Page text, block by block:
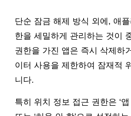
단순 잠금 해제 방식 외에, 애
한을 세밀하게 관리하는 것이
권한을 가진 앱은 즉시 삭제하
이터 사용을 제한하여 잠재적
니다.
특히 위치 정보 접근 권한은 ‘